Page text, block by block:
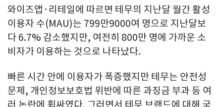
와이즈앱·리테일에 따르면 테무의 지난달 월간 활성
이용자 수(MAU)는 799만9000여 명으로 지난달보
다 6.7% 감소했지만, 여전히 800만 명에 가까운 소
비자가 이용하는 것으로 나타났다.
빠른 시간 안에 이용자가 폭증했지만 테무는 안전성
문제, 개인정보보호법 위반에 따른 과징금 부과 등 여